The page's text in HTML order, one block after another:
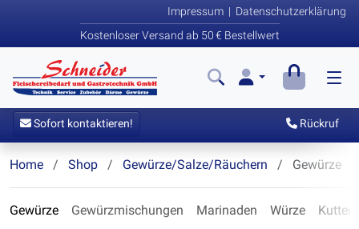
Kostenloser Versand ab 50 € Bestellwert
Impressum | Datenschutzerklärung
Sofort kontaktieren! Rückruf
Home Shop Gewürze/Salze/Räuchern Gewürze
Gewürze Gewürzmischungen Marinaden Würze